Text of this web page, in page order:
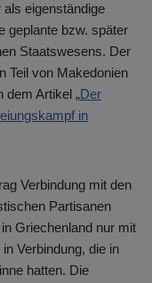
eigenständige
geplante bzw. später
Staatswesens. Der
Teil von Makedonien
dem Artikel „Der
in
Verbindung mit den
Partisanen
Griechenland nur mit
Verbindung, die in
hatten. Die